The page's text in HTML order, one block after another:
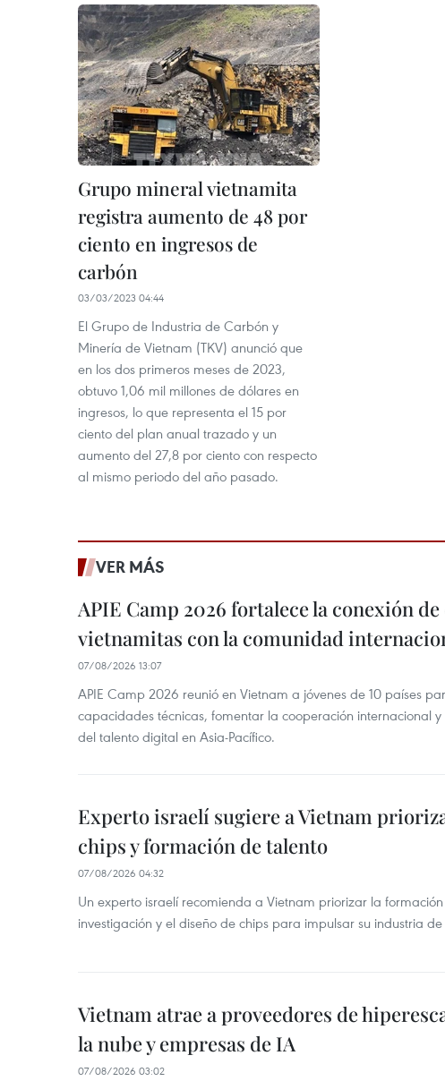
Grupo mineral vietnamita
registra aumento de 48 por
ciento en ingresos de
carbón
03/03/2023 04:44
El Grupo de Industria de Carbón y
Minería de Vietnam (TKV) anunció que
en los dos primeros meses de 2023,
obtuvo 1,06 mil millones de dólares en
ingresos, lo que representa el 15 por
ciento del plan anual trazado y un
aumento del 27,8 por ciento con respecto
al mismo periodo del año pasado.
VER MÁS
APIE Camp 2026 fortalece la conexión
vietnamitas con la comunidad
07/08/2026 13:07
APIE Camp 2026 reunió en Vietnam a jóvenes de 10 países
capacidades técnicas, fomentar la cooperación internacional
del talento digital en Asia-Pacífico.
Experto israelí sugiere a Vietnam
chips y formación de talento
07/08/2026 04:32
Un experto israelí recomienda a Vietnam priorizar la
investigación y el diseño de chips para impulsar su industria
Vietnam atrae a proveedores de
la nube y empresas de IA
07/08/2026 03:02